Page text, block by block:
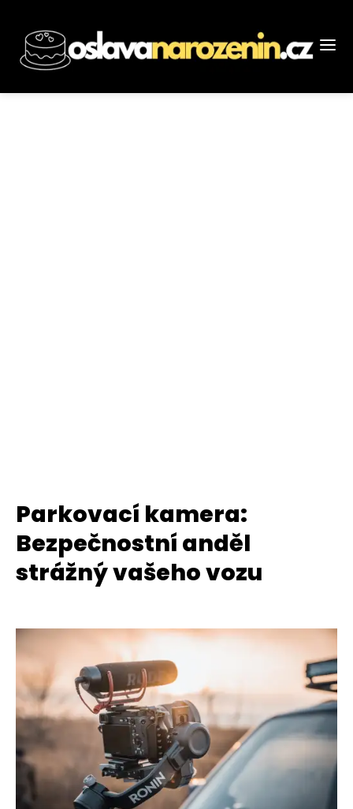
Parkovací kamera:
Bezpečnostní anděl
strážný vašeho vozu